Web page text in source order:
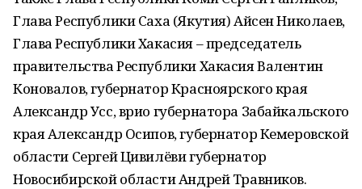
Глава Республики Саха (Якутия) Айсен Николаев,
Глава Республики Хакасия – председатель
правительства Республики Хакасия Валентин
Коновалов, губернатор Красноярского края
Александр Усс, врио губернатора Забайкальского
края Александр Осипов, губернатор Кемеровской
области Сергей Цивилёви губернатор
Новосибирской области Андрей Травников.